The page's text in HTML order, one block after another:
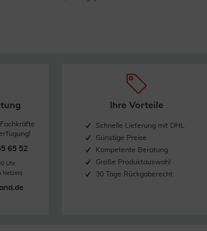
65 52
Uhr,
Netzen)
Ihre Vorteile
Schnelle Lieferung mit DHL
Günstige Preise
Kompetente Beratung
Große Produktauswahl
30 Tage Rückgaberecht